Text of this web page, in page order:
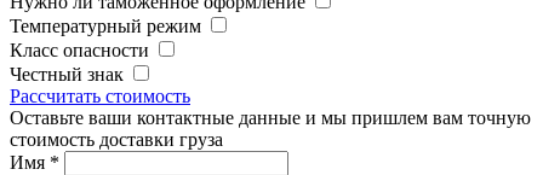
Температурный режим
Класс опасности
Честный знак
Рассчитать стоимость
Оставьте ваши контактные данные и мы пришлем вам точную
стоимость доставки груза
Имя *